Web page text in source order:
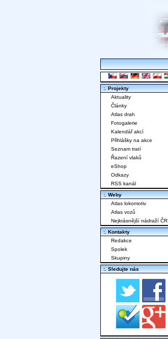
:. Projekty
Aktuality
Články
Atlas drah
Fotogalerie
Kalendář akcí
Přihlášky na akce
Seznam tratí
Řazení vlaků
eShop
Odkazy
RSS kanál
:. Weby
Atlas lokomotiv
Atlas vozů
Nejkrásnější nádraží ČR
:. Kontakty
Redakce
Spolek
Skupiny
:. Sledujte nás